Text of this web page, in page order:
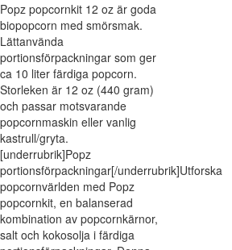
Popz popcornkit 12 oz är goda
biopopcorn med smörsmak.
Lättanvända
portionsförpackningar som ger
ca 10 liter färdiga popcorn.
Storleken är 12 oz (440 gram)
och passar motsvarande
popcornmaskin eller vanlig
kastrull/gryta.
[underrubrik]Popz
portionsförpackningar[/underrubrik]Utforska
popcornvärlden med Popz
popcornkit, en balanserad
kombination av popcornkärnor,
salt och kokosolja i färdiga